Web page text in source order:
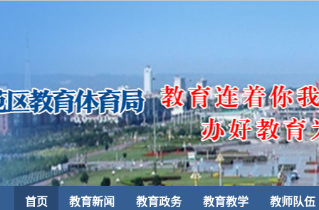
首页 教育新闻 教育政务 教育教学 教师队伍